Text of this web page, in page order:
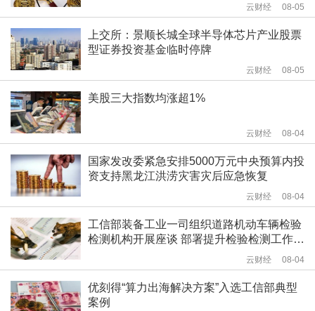
云财经 08-05
上交所：景顺长城全球半导体芯片产业股票
型证券投资基金临时停牌
云财经 08-05
美股三大指数均涨超1%
云财经 08-04
国家发改委紧急安排5000万元中央预算内投
资支持黑龙江洪涝灾害灾后应急恢复
云财经 08-04
工信部装备工业一司组织道路机动车辆检验
检测机构开展座谈 部署提升检验检测工作质
云财经 08-04
优刻得“算力出海解决方案”入选工信部典型
案例